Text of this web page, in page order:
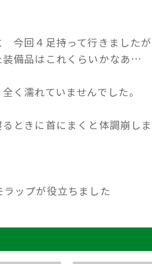
今回４足持って行きました
装備品はこれくらいかなあ…
く濡れていませんでした。
ときに首にまくと体調崩し
ラップが役立ちました